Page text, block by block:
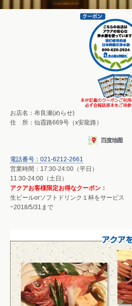
お店名：布良瀬(めらせ)
住 所：仙霞路669号（x安龍路）
電話番号： 021-6212-2661
営業時間：17:30-24:00（平日）
11:30-24:00（土日）
アクアお客様限定お得なクーポン：
生ビールorソフトドリンク１杯をサービス
~2018/5/31まで